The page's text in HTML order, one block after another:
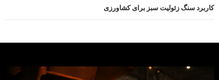
کاربرد سنگ زئولیت سبز برای کشاورزی